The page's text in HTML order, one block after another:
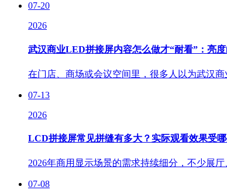
07-20
2026
武汉商业LED拼接屏内容怎么做才“耐看”：亮
在门店、商场或会议空间里，很多人以为武汉
07-13
2026
LCD拼接屏常见拼缝有多大？实际观看效果受
2026年商用显示场景的需求持续细分，不少展
07-08